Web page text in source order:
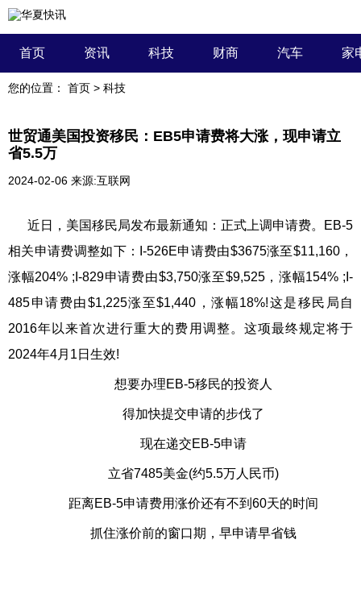
首页 资讯 科技 财商 汽车 家
您的位置： 首页 > 科技
世贸通美国投资移民：EB5申请费将大涨，现申请立
省5.5万
2024-02-06 来源:互联网
近日，美国移民局发布最新通知：正式上调申请费。EB-5
相关申请费调整如下：I-526E申请费由$3675涨至$11,160，
涨幅204% ;I-829申请费由$3,750涨至$9,525，涨幅154% ;I-
485申请费由$1,225涨至$1,440，涨幅18%!这是移民 局自
2016年以来首次进行重大的费用调整。这项最终规定将于
2024年4月1日生效!
想要办理EB-5移民的投资人
得加快提交申请的步伐了
现在递交EB-5申请
立省7485美金(约5.5万人民币)
距离EB-5申请费用涨价还有不到60天的时间
抓住涨价前的窗口期，早申请早省钱